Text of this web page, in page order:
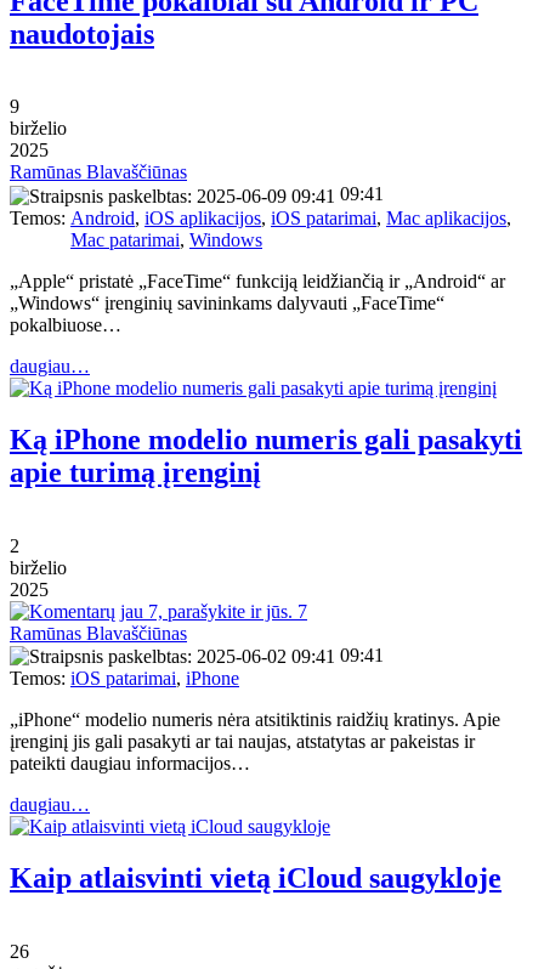
naudotojais
9
birželio
2025
Ramūnas Blavaščiūnas
09:41
Temos: Android, iOS aplikacijos, iOS patarimai, Mac aplikacijos,
Mac patarimai, Windows
„Apple“ pristatė „FaceTime“ funkciją leidžiančią ir „Android“ ar
„Windows“ įrenginių savininkams dalyvauti „FaceTime“
pokalbiuose…
daugiau…
Ką iPhone modelio numeris gali pasakyti
apie turimą įrenginį
2
birželio
2025
7
Ramūnas Blavaščiūnas
09:41
Temos: iOS patarimai, iPhone
„iPhone“ modelio numeris nėra atsitiktinis raidžių kratinys. Apie
įrenginį jis gali pasakyti ar tai naujas, atstatytas ar pakeistas ir
pateikti daugiau informacijos…
daugiau…
Kaip atlaisvinti vietą iCloud saugykloje
26